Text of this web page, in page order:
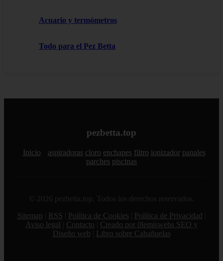
Acuario y termómetros
Todo para el Pez Betta
pezbetta.top
Inicio aspiradoras cloro enchapes filtro ionizador panales
parches piscinas
© 2026 pezbetta.top. Todos los derechos reservados.
Sitemap
RSS Política de Cookies Política de Privacidad
Aviso legal
Contacto
Creado por 0lemiswebs SEO y
Diseño web
Libro sobre Cabañuelas